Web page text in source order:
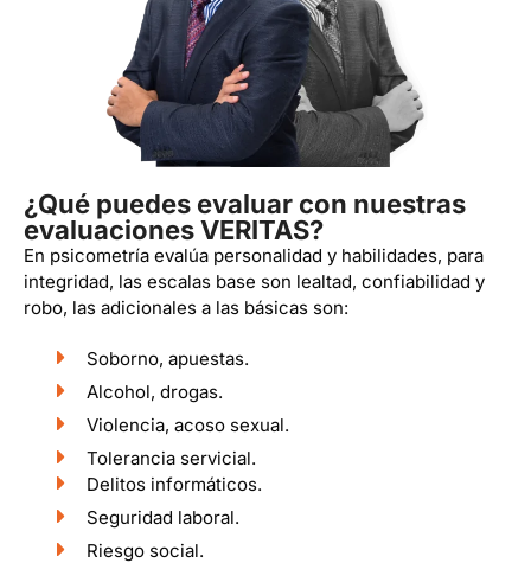
¿Qué puedes evaluar con nuestras
evaluaciones VERITAS?
En psicometría evalúa personalidad y habilidades, para
integridad, las escalas base son lealtad, confiabilidad y
robo, las adicionales a las básicas son:
Soborno, apuestas.
Alcohol, drogas.
Violencia, acoso sexual.
Tolerancia servicial.
Delitos informáticos.
Seguridad laboral.
Riesgo social.